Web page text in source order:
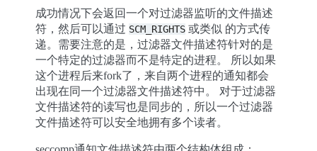
成功情况下会返回一个对过滤器监听的文件描述
符，然后可以通过 SCM_RIGHTS 或类似 的方式传
递。需要注意的是，过滤器文件描述符针对的是
一个特定的过滤器而不是特定的进程。 所以如果
这个进程后来fork了，来自两个进程的通知都会
出现在同一个过滤器文件描述符中。 对于过滤器
文件描述符的读写也是同步的，所以一个过滤器
文件描述符可以安全地拥有多个读者。